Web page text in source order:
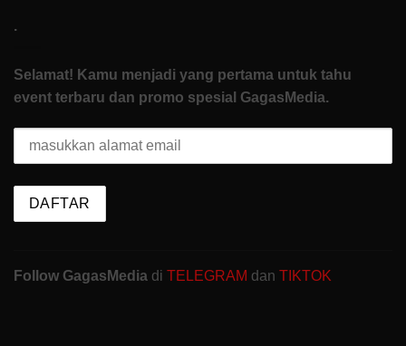
.
Selamat! Kamu menjadi yang pertama untuk tahu
event terbaru dan promo spesial GagasMedia.
Follow GagasMedia di TELEGRAM dan TIKTOK